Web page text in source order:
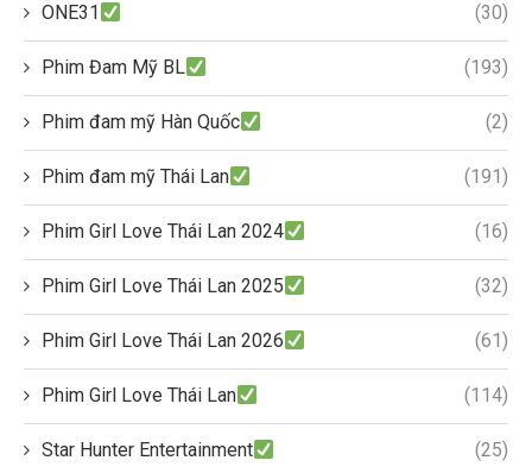
ONE31 (30)
Phim Đam Mỹ BL (193)
Phim đam mỹ Hàn Quốc (2)
Phim đam mỹ Thái Lan (191)
Phim Girl Love Thái Lan 2024 (16)
Phim Girl Love Thái Lan 2025 (32)
Phim Girl Love Thái Lan 2026 (61)
Phim Girl Love Thái Lan (114)
Star Hunter Entertainment (25)